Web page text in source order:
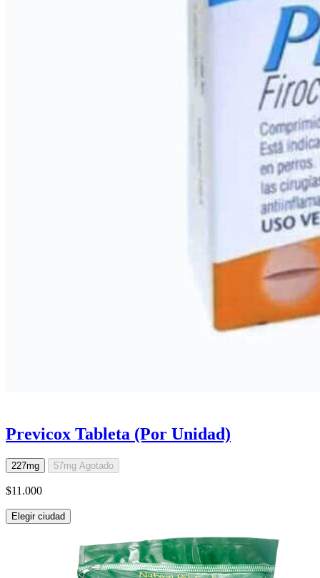
Previcox Tableta (Por Unidad)
227mg 57mg Agotado
$11.000
Elegir ciudad